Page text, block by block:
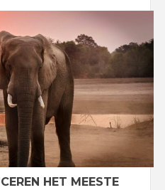
HET MEESTE